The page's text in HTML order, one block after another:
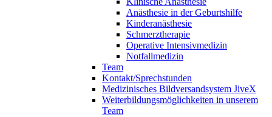
Anästhesie in der Geburtshilfe
Kinderanästhesie
Schmerztherapie
Operative Intensivmedizin
Notfallmedizin
Team
Kontakt/Sprechstunden
Medizinisches Bildversandsystem JiveX
Weiterbildungsmöglichkeiten in unserem
Team